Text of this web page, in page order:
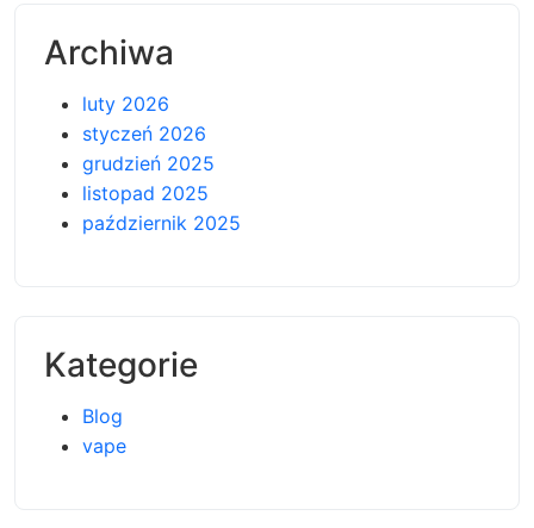
Archiwa
luty 2026
styczeń 2026
grudzień 2025
listopad 2025
październik 2025
Kategorie
Blog
vape